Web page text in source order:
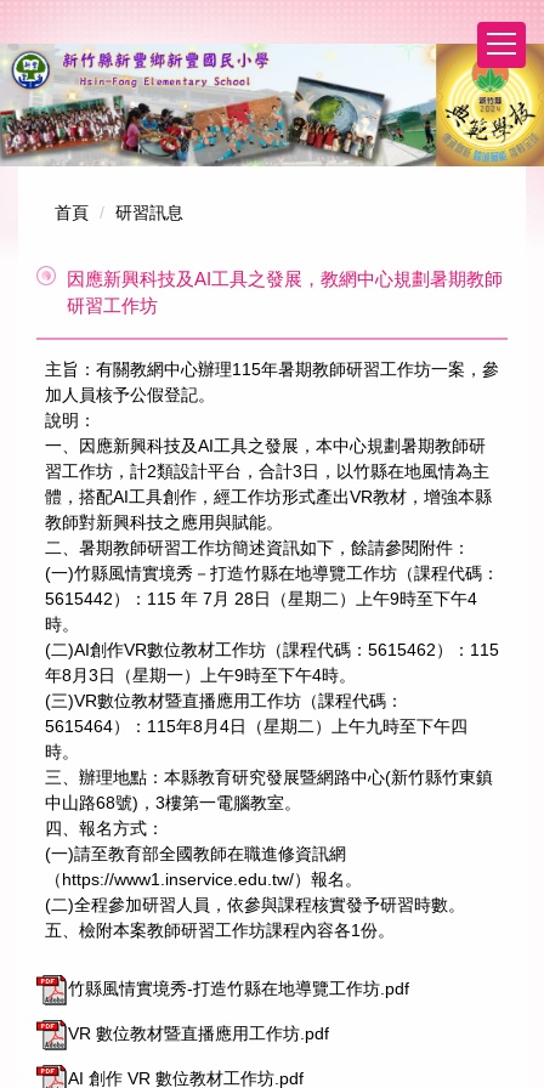
到
主
要
內
容
區
首頁 研習訊息
因應新興科技及AI工具之發展，教網中心規劃暑期教師
研習工作坊
主旨：有關教網中心辦理115年暑期教師研習工作坊一案，參
加人員核予公假登記。
說明：
一、因應新興科技及AI工具之發展，本中心規劃暑期教師研
習工作坊，計2類設計平台，合計3日，以竹縣在地風情為主
體，搭配AI工具創作，經工作坊形式產出VR教材，增強本縣
教師對新興科技之應用與賦能。
二、暑期教師研習工作坊簡述資訊如下，餘請參閱附件：
(一)竹縣風情實境秀－打造竹縣在地導覽工作坊（課程代碼：
5615442）：115 年 7月 28日（星期二）上午9時至下午4
時。
(二)AI創作VR數位教材工作坊（課程代碼：5615462）：115
年8月3日（星期一）上午9時至下午4時。
(三)VR數位教材暨直播應用工作坊（課程代碼：
5615464）：115年8月4日（星期二）上午九時至下午四
時。
三、辦理地點：本縣教育研究發展暨網路中心(新竹縣竹東鎮
中山路68號)，3樓第一電腦教室。
四、報名方式：
(一)請至教育部全國教師在職進修資訊網
（https://www1.inservice.edu.tw/）報名。
(二)全程參加研習人員，依參與課程核實發予研習時數。
五、檢附本案教師研習工作坊課程內容各1份。
竹縣風情實境秀-打造竹縣在地導覽工作坊.pdf
VR 數位教材暨直播應用工作坊.pdf
AI 創作 VR 數位教材工作坊.pdf